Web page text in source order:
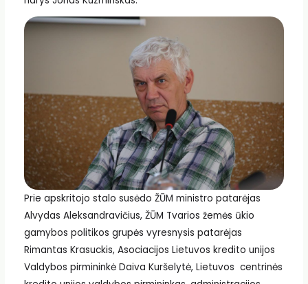
Prie apskritojo stalo susėdo ŽŪM ministro patarėjas
Alvydas Aleksandravičius, ŽŪM Tvarios žemės ūkio
gamybos politikos grupės vyresnysis patarėjas
Rimantas Krasuckis, Asociacijos Lietuvos kredito unijos
Valdybos pirmininkė Daiva Kuršelytė, Lietuvos centrinės